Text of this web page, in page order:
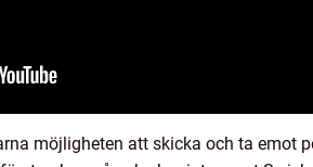
möjligheten att skicka och ta emot